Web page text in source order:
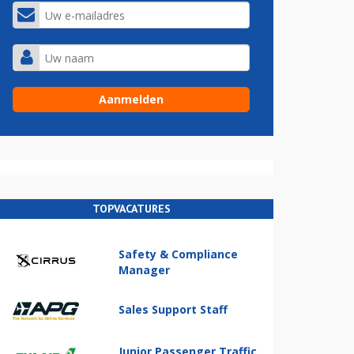
TOPVACATURES
Safety & Compliance
Manager
Sales Support Staff